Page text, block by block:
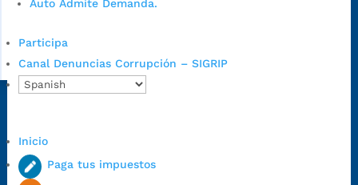
Auto Admite Demanda.
Participa
Canal Denuncias Corrupción – SIGRIP
Inicio
Paga tus impuestos
Colombia